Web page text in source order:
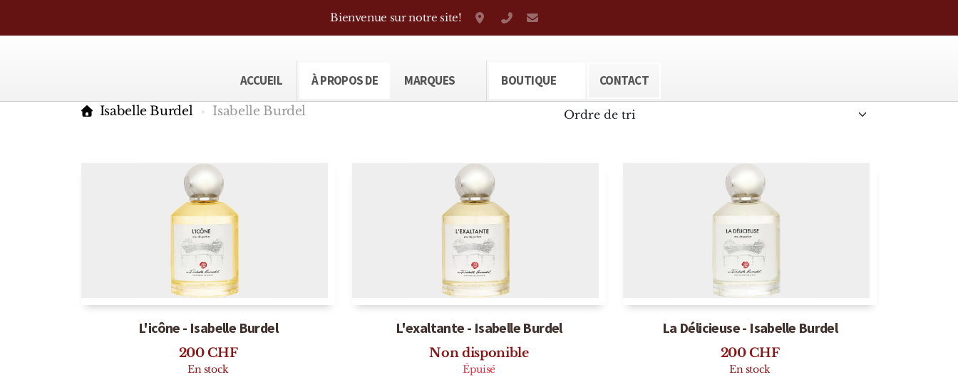
Bienvenue sur notre site! Grand-Rue 38, Genève
+41 22 310 38 75
ACCUEIL À PROPOS DE MARQUES BOUTIQUE
CONTACT
Isabelle Burdel
Isabelle Burdel
L'icône - Isabelle Burdel
200CHF
En stock
L'exaltante - Isabelle Burdel
Non disponible
Épuisé
La Délicieuse - Isabelle Burdel
200CHF
En stock